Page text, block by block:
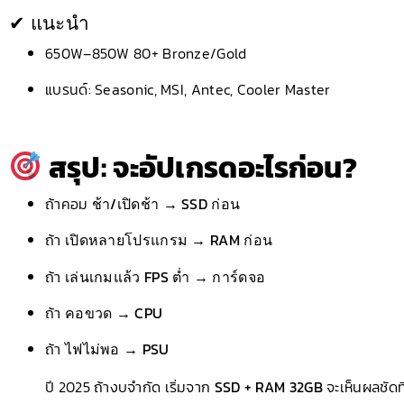
✔ แนะนำ
650W–850W 80+ Bronze/Gold
แบรนด์: Seasonic, MSI, Antec, Cooler Master
สรุป: จะอัปเกรดอะไรก่อน?
ถ้าคอม ช้า/เปิดช้า → SSD ก่อน
ถ้า เปิดหลายโปรแกรม → RAM ก่อน
ถ้า เล่นเกมแล้ว FPS ต่ำ → การ์ดจอ
ถ้า คอขวด → CPU
ถ้าไฟไม่พอ → PSU
ปี 2025 ถ้างบจำกัด เริ่มจาก SSD + RAM 32GBจะเห็นผลชัด